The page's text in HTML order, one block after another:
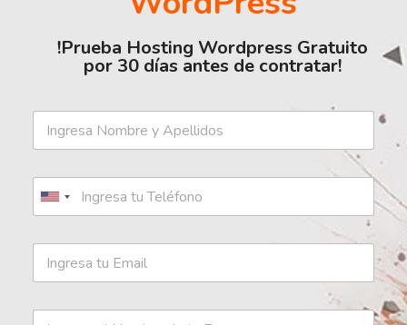
!Prueba Hosting Wordpress Gratuito
por 30 días antes de contratar!